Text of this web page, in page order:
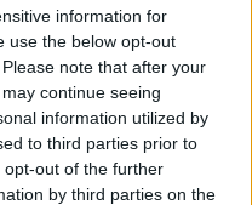
information for
use the below opt-out
note that after your
continue seeing
information utilized by
to third parties prior to
out of the further
by third parties on the